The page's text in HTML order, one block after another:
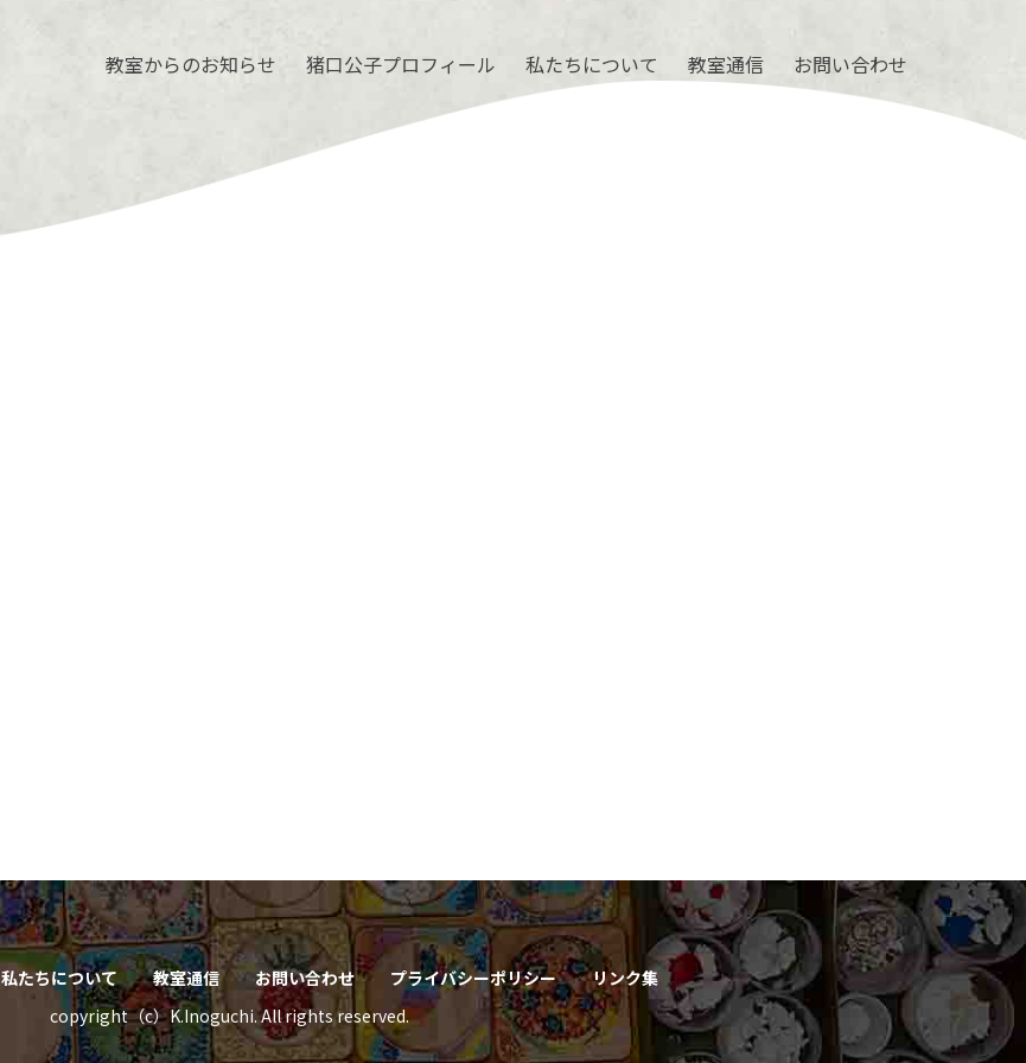
教室からのお知らせ 猪口公子プロフィール 私たちについて 教室通信 お問い合わせ
私たちについて 教室通信 お問い合わせ プライバシーポリシー
リンク集
copyright（c）K.Inoguchi. All rights reserved.